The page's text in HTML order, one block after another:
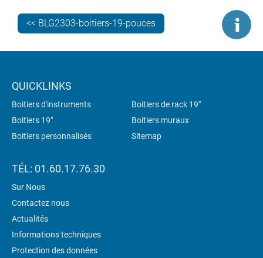
RAL 7035). Ensuite, nous avons simplement usiné des
ouvertures pour les interfaces, les commandes et les
LED, et imprimé le logo et les légendes.
<< BLG2303-boitiers-19-pouces
QUICKLINKS
Boitiers d'instruments
Boitiers de rack 19"
Boitiers 19"
Boitiers muraux
Boitiers personnalisés
Sitemap
TÉL: 01.60.17.76.30
Sur Nous
Contactez nous
Actualités
Informations techniques
Protection des données